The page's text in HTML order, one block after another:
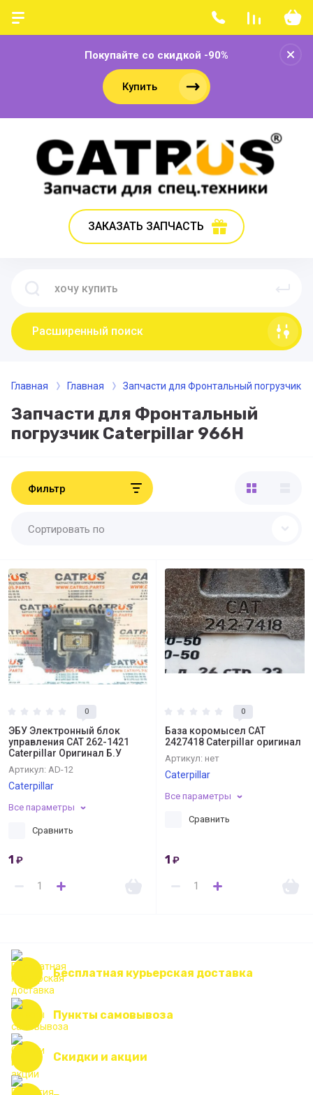
Покупайте со скидкой -90%
Купить
ЗАКАЗАТЬ ЗАПЧАСТЬ
Расширенный поиск
Главная Главная Запчасти для Фронтальный погрузчик
Запчасти для Фронтальный
погрузчик Caterpillar 966H
Фильтр
Сортировать по
0
ЭБУ Электронный блок
управления CAT 262-1421
Caterpillar Оригинал Б.У
Артикул: AD-12
Caterpillar
Все параметры
Сравнить
1 ₽
0
База коромысел CAT
2427418 Caterpillar оригинал
Артикул: нет
Caterpillar
Все параметры
Сравнить
1 ₽
Бесплатная курьерская доставка
Пункты самовывоза
Скидки и акции